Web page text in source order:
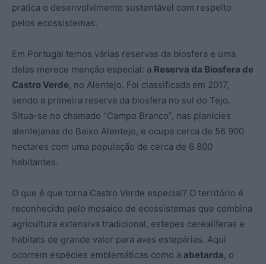
pratica o desenvolvimento sustentável com respeito
pelos ecossistemas.
Em Portugal temos várias reservas da biosfera e uma
delas merece menção especial: a Reserva da Biosfera de
Castro Verde, no Alentejo. Foi classificada em 2017,
sendo a primeira reserva da biosfera no sul do Tejo.
Situa-se no chamado “Campo Branco”, nas planícies
alentejanas do Baixo Alentejo, e ocupa cerca de 56 900
hectares com uma população de cerca de 6 800
habitantes.
O que é que torna Castro Verde especial? O território é
reconhecido pelo mosaico de ecossistemas que combina
agricultura extensiva tradicional, estepes cerealíferas e
habitats de grande valor para aves estepárias. Aqui
ocorrem espécies emblemáticas como a abetarda, o